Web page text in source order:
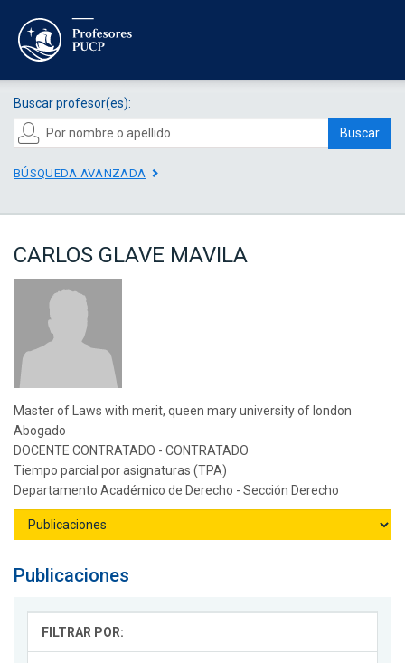
Buscar profesor(es):
Buscar
BÚSQUEDA AVANZADA
CARLOS GLAVE MAVILA
Master of Laws with merit, queen mary university of london
Abogado
DOCENTE CONTRATADO - CONTRATADO
Tiempo parcial por asignaturas (TPA)
Departamento Académico de Derecho - Sección Derecho
Publicaciones
FILTRAR POR: